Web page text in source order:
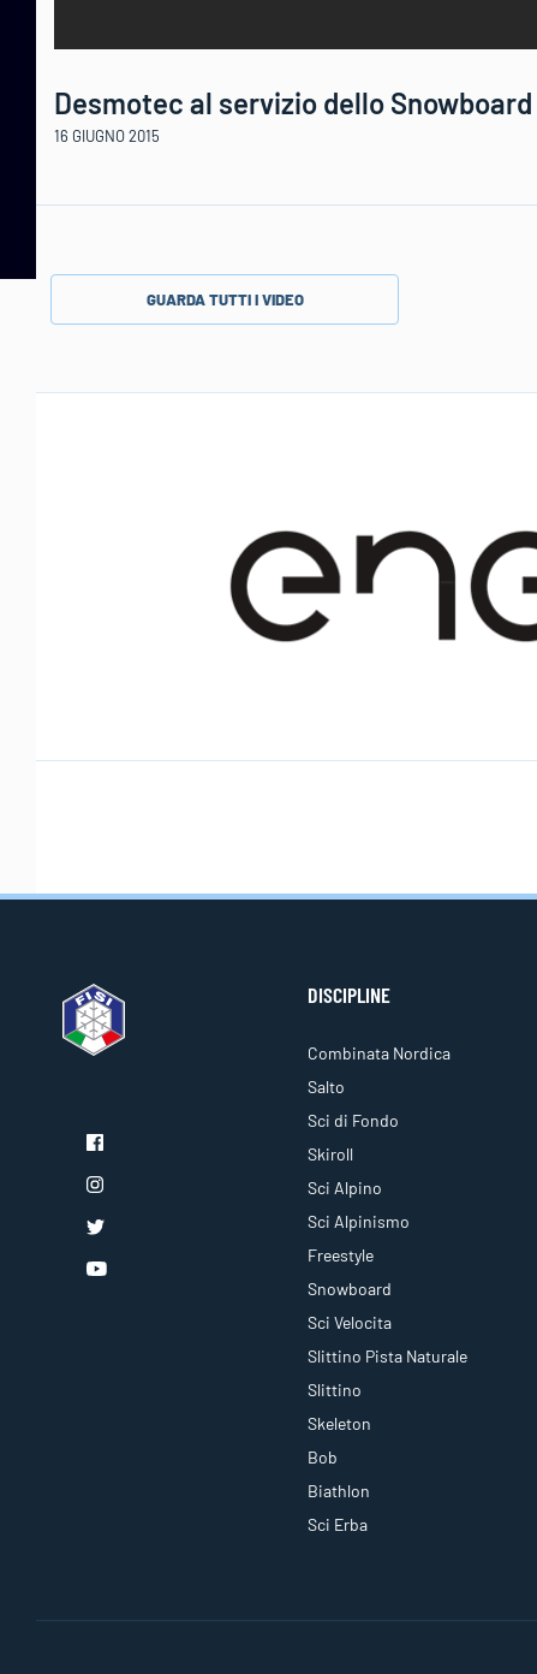
Desmotec al servizio dello Snowboard
16 GIUGNO 2015
GUARDA TUTTI I VIDEO
DISCIPLINE
Combinata Nordica
Salto
Sci di Fondo
Skiroll
Sci Alpino
Sci Alpinismo
Freestyle
Snowboard
Sci Velocita
Slittino Pista Naturale
Slittino
Skeleton
Bob
Biathlon
Sci Erba